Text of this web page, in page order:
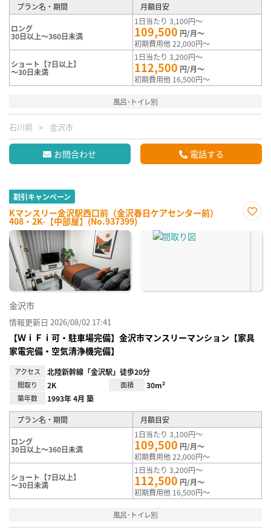
プラン名・期間 月額目安
ロング
30日以上～360日未満
1日当たり 3,100円～
109,500 円/月～
初期費用他 22,000円～
ショート【7日以上】
～30日未満
1日当たり 3,200円～
112,500 円/月～
初期費用他 16,500円～
風呂･トイレ別
石川県 金沢市
お問合わせ 電話する
割引キャンペーン
Kマンスリー金沢駅西口前（金沢春日ケアセンター前）
408・2K-【中部屋】(No.937399)
に入
金沢市
情報更新日 2026/08/02 17:41
【ＷｉＦｉ可・駐車場完備】金沢市マンスリーマンション【家具
家電完備・空気清浄機完備】
アクセス 北陸新幹線「金沢駅」徒歩20分
間取り 2K 面積 30m²
築年数 1993年 4月 築
プラン名・期間 月額目安
ロング
30日以上～360日未満
1日当たり 3,100円～
109,500 円/月～
初期費用他 22,000円～
ショート【7日以上】
～30日未満
1日当たり 3,200円～
112,500 円/月～
初期費用他 16,500円～
風呂･トイレ別